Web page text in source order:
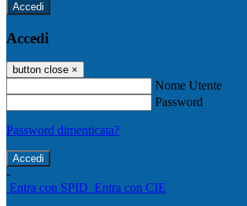
Accedi
Accedi
button close ×
Nome Utente
Password
Password dimenticata?
-
Entra con SPID Entra con CIE